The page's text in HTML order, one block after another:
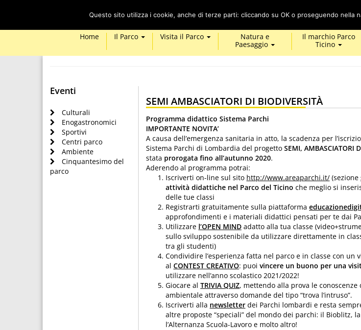
Home Il Parco Visita il Parco
Natura e
Paesaggio
Il marchio Parco
Ticino
Eventi
Culturali
Enogastronomici
Sportivi
Centri parco
Ambiente
Cinquantesimo del
parco
SEMI AMBASCIATORI DI BIODIVERSITÀ
Programma didattico Sistema Parchi
IMPORTANTE NOVITA’
A causa dell’emergenza sanitaria in atto, la scadenza per
Sistema Parchi di Lombardia del progetto SEMI, AMBASCIATORI
stata prorogata fino all’autunno 2020.
Aderendo al programma potrai:
Iscriverti on-line sul sito http://www.areaparchi.it/ (sezione
attività didattiche nel Parco del Ticino che meglio si
delle tue classi
Registrarti gratuitamente sulla piattaforma
approfondimenti e i materiali didattici pensati per te dai
Utilizzare l’OPEN MIND adatto alla tua classe
sullo sviluppo sostenibile da utilizzare direttamente in
tra gli studenti)
Condividire l’esperienza fatta nel parco e in classe con un
al CONTEST CREATIVO: puoi vincere un buono per una
utilizzare nell’anno scolastico 2021/2022!
Giocare al TRIVIA QUIZ, mettendo alla prova le
ambientale attraverso domande del tipo “trova l’intruso”.
Iscriverti alla newsletter dei Parchi lombardi e resta
altre proposte “speciali” del mondo dei parchi: il Bioblitz,
l’Alternanza Scuola-Lavoro e molto altro!
Questo sito utilizza i cookie, anche di terze parti: cliccando su OK o proseguendo nella